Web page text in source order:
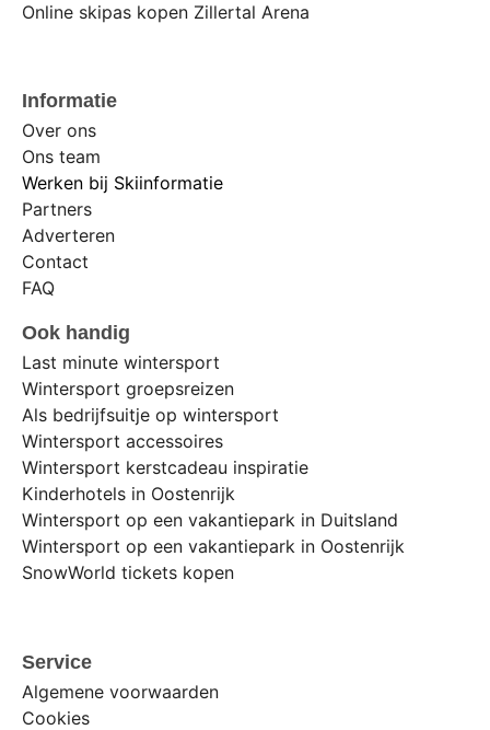
Online skipas kopen Zillertal Arena
Informatie
Over ons
Ons team
Werken bij Skiinformatie
Partners
Adverteren
Contact
FAQ
Ook handig
Last minute wintersport
Wintersport groepsreizen
Als bedrijfsuitje op wintersport
Wintersport accessoires
Wintersport kerstcadeau inspiratie
Kinderhotels in Oostenrijk
Wintersport op een vakantiepark in Duitsland
Wintersport op een vakantiepark in Oostenrijk
SnowWorld tickets kopen
Service
Algemene voorwaarden
Cookies